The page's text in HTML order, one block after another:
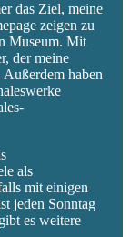
das Ziel, meine
zeigen zu
Museum. Mit
der meine
haben
als
mit einigen
jeden Sonntag
es weitere